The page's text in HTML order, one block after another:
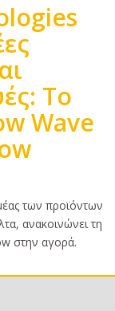
Το
Wave
των προϊόντων
ανακοινώνει τη
στην αγορά.